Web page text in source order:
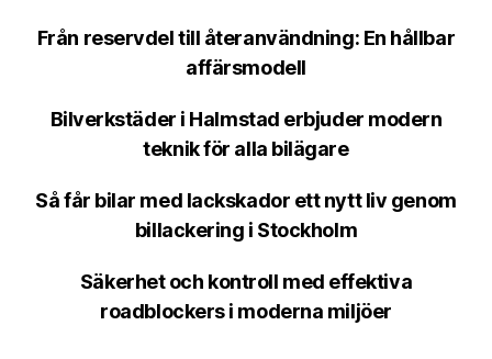
Från reservdel till återanvändning: En hållbar
affärsmodell
Bilverkstäder i Halmstad erbjuder modern
teknik för alla bilägare
Så får bilar med lackskador ett nytt liv genom
billackering i Stockholm
Säkerhet och kontroll med effektiva
roadblockers i moderna miljöer